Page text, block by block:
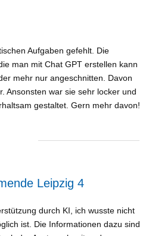
Aufgaben gefehlt. Die
man mit Chat GPT erstellen kann
mehr nur angeschnitten. Davon
Ansonsten war sie sehr locker und
gestaltet. Gern mehr davon!
Leipzig 4
durch KI, ich wusste nicht
ist. Die Informationen dazu sind